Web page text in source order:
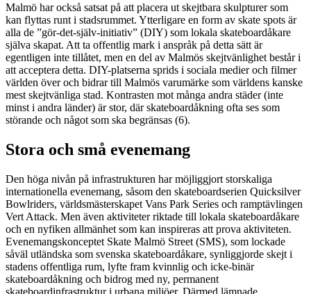
Malmö har också satsat på att placera ut skejtbara skulpturer som
kan flyttas runt i stadsrummet. Ytterligare en form av skate spots är
alla de ”gör-det-själv-initiativ” (DIY) som lokala skateboardåkare
själva skapat. Att ta offentlig mark i anspråk på detta sätt är
egentligen inte tillåtet, men en del av Malmös skejtvänlighet består i
att acceptera detta. DIY-platserna sprids i sociala medier och filmer
världen över och bidrar till Malmös varumärke som världens kanske
mest skejtvänliga stad. Kontrasten mot många andra städer (inte
minst i andra länder) är stor, där skateboardåkning ofta ses som
störande och något som ska begränsas (6).
Stora och små evenemang
Den höga nivån på infrastrukturen har möjliggjort storskaliga
internationella evenemang, såsom den skateboardserien Quicksilver
Bowlriders, världsmästerskapet Vans Park Series och ramptävlingen
Vert Attack. Men även aktiviteter riktade till lokala skateboardåkare
och en nyfiken allmänhet som kan inspireras att prova aktiviteten.
Evenemangskonceptet Skate Malmö Street (SMS), som lockade
såväl utländska som svenska skateboardåkare, synliggjorde skejt i
stadens offentliga rum, lyfte fram kvinnlig och icke-binär
skateboardåkning och bidrog med ny, permanent
skateboardinfrastruktur i urbana miljöer. Därmed lämnade